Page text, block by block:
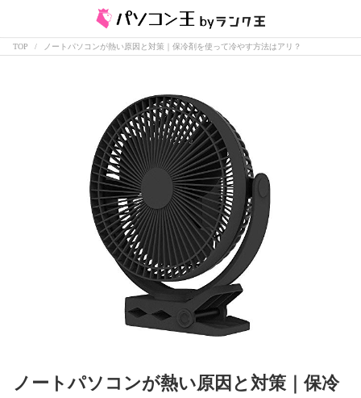
TOP ノートパソコンが熱い原因と対策｜保冷剤を使って冷やす方法はアリ？
ノートパソコンが熱い原因と対策｜保冷